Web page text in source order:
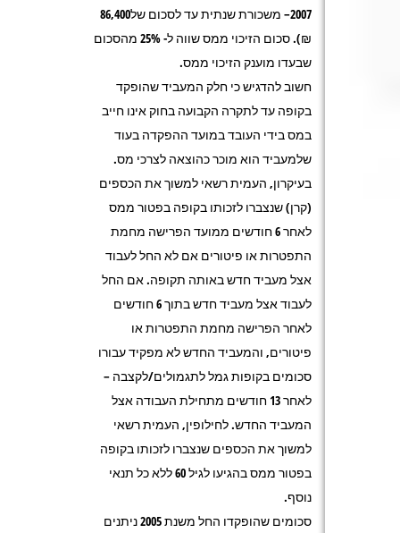
2007– משכורת שנתית עד לסכום של86,400
₪). סכום הזיכוי ממס שווה ל- 25% מהסכום
שבעדו מוענק הזיכוי ממס.
חשוב להדגיש כי חלק המעביד שהופקד
בקופה עד לתקרה הקבועה בחוק אינו חייב
במס בידי העובד במועד ההפקדה בעוד
שלמעביד הוא מוכר כהוצאה לצרכי מס.
בעיקרון, העמית רשאי למשוך את הכספים
(קרן) שנצברו לזכותו בקופה בפטור ממס
לאחר 6 חודשים ממועד הפרישה מחמת
התפטרות או פיטורים אם לא החל לעבוד
אצל מעביד חדש באותה תקופה. אם החל
לעבוד אצל מעביד חדש בתוך 6 חודשים
לאחר הפרישה מחמת התפטרות או
פיטורים, והמעביד החדש לא מפקיד עבורו
סכומים בקופות גמל לתגמולים/לקצבה –
לאחר 13 חודשים מתחילת העבודה אצל
המעביד החדש. לחילופין, העמית רשאי
למשוך את הכספים שנצברו לזכותו בקופה
בפטור ממס בהגיעו לגיל 60 ללא כל תנאי
נוסף.
סכומים שהופקדו החל משנת 2005 ניתנים